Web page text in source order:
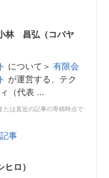
林 昌弘（コバヤ
について＞ 有限会
が運営する、テク
（代表 ...
たは直近の記事の寄稿時点で
事
ロ）